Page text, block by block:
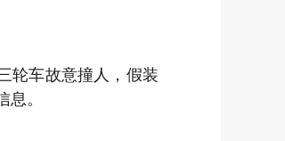
轮车故意撞人，假装
。